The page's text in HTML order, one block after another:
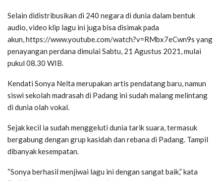
Selain didistribusikan di 240 negara di dunia dalam bentuk
audio, video klip lagu ini juga bisa disimak pada
akun, https://www.youtube.com/watch?v=RMbx7eCwn9s yang
penayangan perdana dimulai Sabtu, 21 Agustus 2021, mulai
pukul 08.30 WIB.
Kendati Sonya Nelta merupakan artis pendatang baru, namun
siswi sekolah madrasah di Padang ini sudah malang melintang
di dunia olah vokal.
Sejak kecil ia sudah menggeluti dunia tarik suara, termasuk
bergabung dengan grup kasidah dan rebana di Padang. Tampil
dibanyak kesempatan.
“Sonya berhasil menjiwai lagu ini dengan sangat baik,” kata